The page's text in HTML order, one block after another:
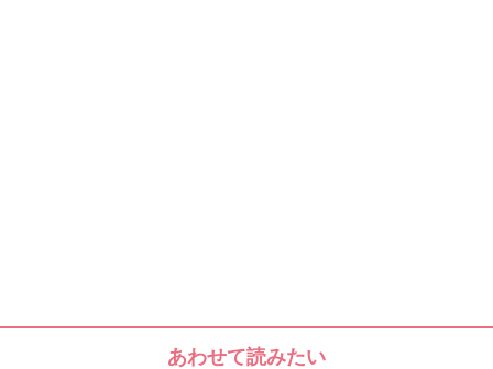
いって面倒ではありますよね。それなら思い切って、顔
を洗わないという選択肢だってあります。
あわせて読みたい